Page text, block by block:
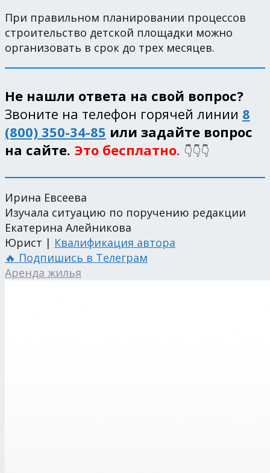
При правильном планировании процессов
строительство детской площадки можно
организовать в срок до трех месяцев.
Не нашли ответа на свой вопрос?
Звоните на телефон горячей линии 8
(800) 350-34-85 или задайте вопрос
на сайте. Это бесплатно. 👇👇👇
Ирина Евсеева
Изучала ситуацию по поручению редакции
Екатерина Алейникова
Юрист | Квалификация автора
🔥 Подпишись в Телеграм
Аренда жилья